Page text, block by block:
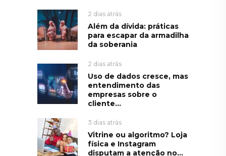
2 dias atrás
Além da dívida: práticas
para escapar da armadilha
da soberania
2 dias atrás
Uso de dados cresce, mas
entendimento das
empresas sobre o
cliente...
3 dias atrás
Vitrine ou algoritmo? Loja
física e Instagram
disputam a atenção no...